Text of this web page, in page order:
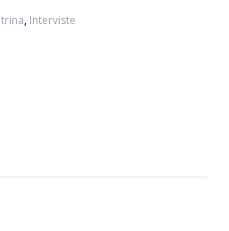
, Interviste